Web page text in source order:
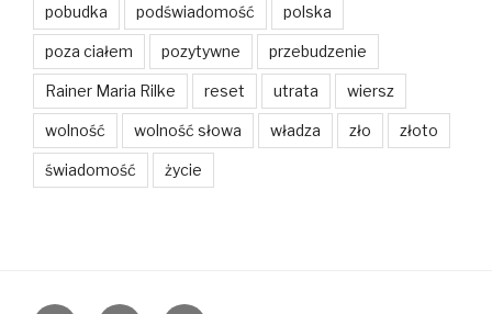
pobudka podświadomość polska
poza ciałem pozytywne przebudzenie
Rainer Maria Rilke reset utrata wiersz
wolność wolność słowa władza zło złoto
świadomość życie